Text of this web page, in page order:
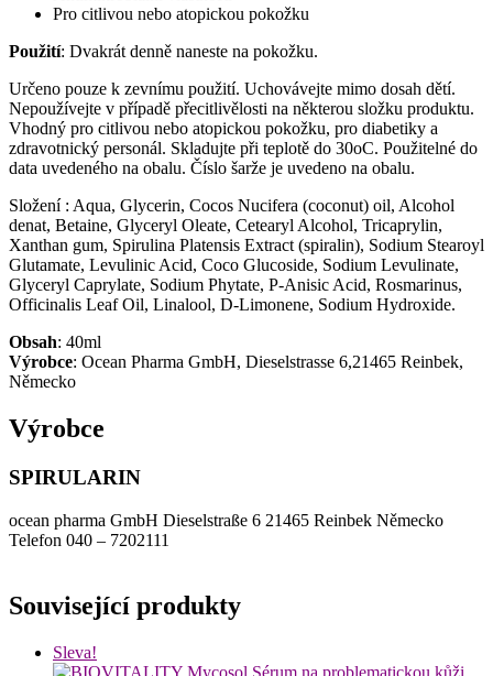
Pro citlivou nebo atopickou pokožku
Použití: Dvakrát denně naneste na pokožku.
Určeno pouze k zevnímu použití. Uchovávejte mimo dosah dětí.
Nepoužívejte v případě přecitlivělosti na některou složku produktu.
Vhodný pro citlivou nebo atopickou pokožku, pro diabetiky a
zdravotnický personál. Skladujte při teplotě do 30oC. Použitelné do
data uvedeného na obalu. Číslo šarže je uvedeno na obalu.
Složení : Aqua, Glycerin, Cocos Nucifera (coconut) oil, Alcohol
denat, Betaine, Glyceryl Oleate, Cetearyl Alcohol, Tricaprylin,
Xanthan gum, Spirulina Platensis Extract (spiralin), Sodium Stearoyl
Glutamate, Levulinic Acid, Coco Glucoside, Sodium Levulinate,
Glyceryl Caprylate, Sodium Phytate, P-Anisic Acid, Rosmarinus,
Officinalis Leaf Oil, Linalool, D-Limonene, Sodium Hydroxide.
Obsah: 40ml
Výrobce: Ocean Pharma GmbH, Dieselstrasse 6,21465 Reinbek,
Německo
Výrobce
SPIRULARIN
ocean pharma GmbH Dieselstraße 6 21465 Reinbek Německo
Telefon 040 – 7202111
Související produkty
Sleva!